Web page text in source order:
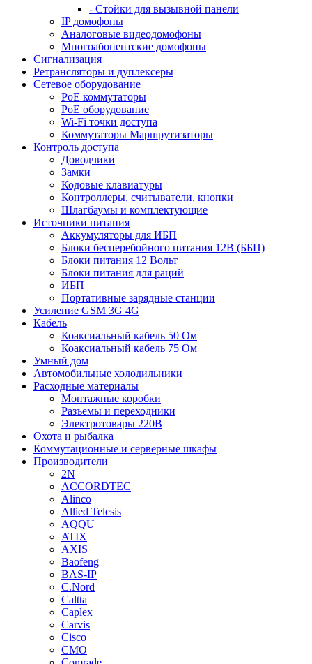
- Стойки для вызывной панели
IP домофоны
Аналоговые видеодомофоны
Многоабонентские домофоны
Сигнализация
Ретрансляторы и дуплексеры
Сетевое оборудование
PoE коммутаторы
PoE оборудование
Wi-Fi точки доступа
Коммутаторы Маршрутизаторы
Контроль доступа
Доводчики
Замки
Кодовые клавиатуры
Контроллеры, считыватели, кнопки
Шлагбаумы и комплектующие
Источники питания
Аккумуляторы для ИБП
Блоки бесперебойного питания 12В (ББП)
Блоки питания 12 Вольт
Блоки питания для раций
ИБП
Портативные зарядные станции
Усиление GSM 3G 4G
Кабель
Коаксиальный кабель 50 Ом
Коаксиальный кабель 75 Ом
Умный дом
Автомобильные холодильники
Расходные материалы
Монтажные коробки
Разъемы и переходники
Электротовары 220В
Охота и рыбалка
Коммутационные и серверные шкафы
Производители
2N
ACCORDTEC
Alinco
Allied Telesis
AQQU
ATIX
AXIS
Baofeng
BAS-IP
C.Nord
Caltta
Caplex
Carvis
Cisco
CMO